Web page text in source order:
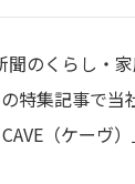
聞のくらし・
特集記事で当
（ケーヴ